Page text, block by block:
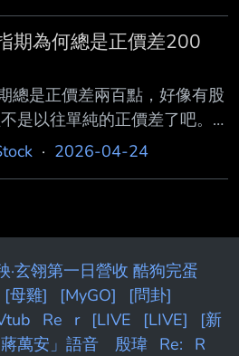
期為何總是正價差200
總是正價差兩百點，好像有股
是以往單純的正價差了吧。
惑嗎？ 謝謝 ----- Sent from
· 2026-04-24
·玄翎第一日營收 酷狗完蛋
[母雞] [MyGO]
[問卦]
Re r [LIVE [LIVE]
[新
萬安」語音 殷瑋 Re:
R